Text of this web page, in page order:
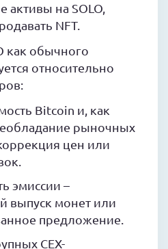
на SOLO,
NFT.
как обычного
относительно
Bitcoin и, как
рыночных
цен или
эмиссии –
выпуск монет или
предложение.
CEX-